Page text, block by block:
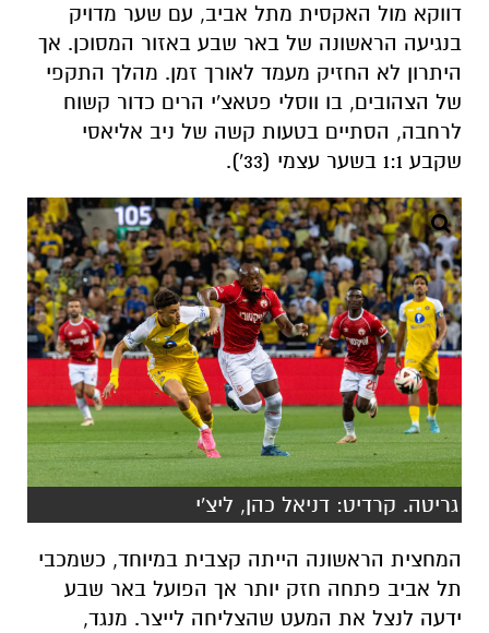
דווקא מול האקסית מתל אביב, עם שער מדויק
בנגיעה הראשונה של באר שבע באזור המסוכן. אך
היתרון לא החזיק מעמד לאורך זמן. מהלך התקפי
של הצהובים, בו ווסלי פטאצ'י הרים כדור קשוח
לרחבה, הסתיים בטעות קשה של ניב אליאסי
שקבע 1:1 בשער עצמי (33').
גריטה. קרדיט: דניאל כהן, ליצ'י
המחצית הראשונה הייתה קצבית במיוחד, כשמכבי
תל אביב פתחה חזק יותר אך הפועל באר שבע
ידעה לנצל את המעט שהצליחה לייצר. מנגד,